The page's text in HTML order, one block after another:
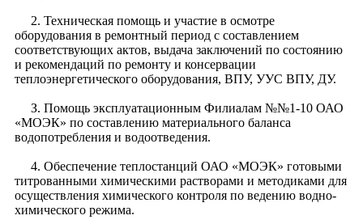
2. Техническая помощь и участие в осмотре
оборудования в ремонтный период с составлением
соответствующих актов, выдача заключений по состоянию
и рекомендаций по ремонту и консервации
теплоэнергетического оборудования, ВПУ, УУС ВПУ, ДУ.
З. Помощь эксплуатационным Филиалам №№1-10 ОАО
«МОЭК» по составлению материального баланса
водопотребления и водоотведения.
4. Обеспечение теплостанций ОАО «МОЭК» готовыми
титрованными химическими растворами и методиками для
осуществления химического контроля по ведению водно-
химического режима.